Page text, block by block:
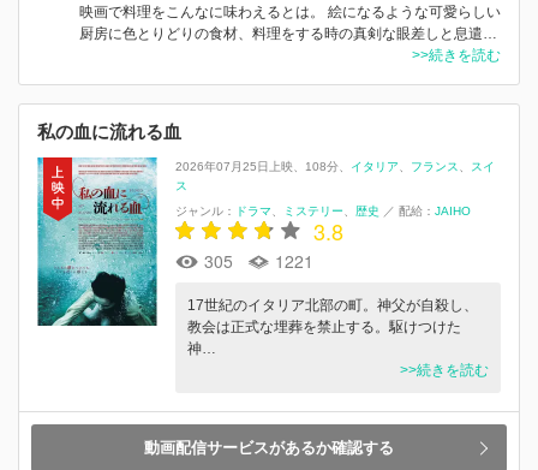
映画で料理をこんなに味わえるとは。 絵になるような可愛らしい
厨房に色とりどりの食材、料理をする時の真剣な眼差しと息遣…
>>続きを読む
私の血に流れる血
2026年07月25日上映 108分 イタリア フランス
スイ
ス
ジャンル：
ドラマ ミステリー 歴史 ／ 配給： JAIHO
3.8
305 1221
17世紀のイタリア北部の町。神父が自殺し、
教会は正式な埋葬を禁止する。駆けつけた
神…
>>続きを読む
動画配信サービスがあるか確認する